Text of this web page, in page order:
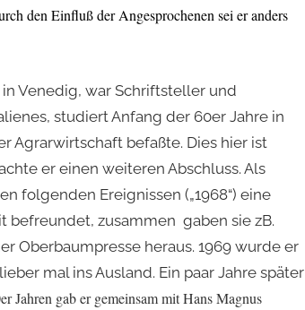
den Einfluß der Angesprochenen sei er anders
in Venedig, war Schriftsteller und
studiert Anfang der 60er Jahre in
Agrarwirtschaft befaßte. Dies hier ist
er einen weiteren Abschluss. Als
folgenden Ereignissen („1968“) eine
befreundet, zusammen gaben sie zB.
Oberbaumpresse heraus. 1969 wurde er
mal ins Ausland. Ein paar Jahre später
Jahren gab er gemeinsam mit Hans Magnus